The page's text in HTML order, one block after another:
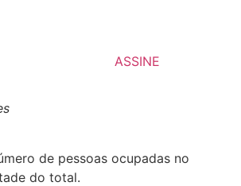
ASSINE
de pessoas ocupadas no
do total.